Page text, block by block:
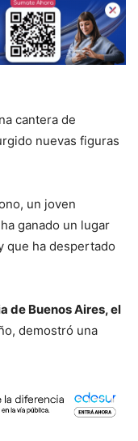
cantera de
nuevas figuras
un joven
ganado un lugar
que ha despertado
de Buenos Aires, el
demostró una